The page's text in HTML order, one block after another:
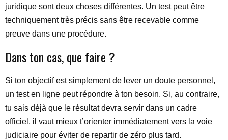
juridique sont deux choses différentes. Un test peut être
techniquement très précis sans être recevable comme
preuve dans une procédure.
Dans ton cas, que faire ?
Si ton objectif est simplement de lever un doute personnel,
un test en ligne peut répondre à ton besoin. Si, au contraire,
tu sais déjà que le résultat devra servir dans un cadre
officiel, il vaut mieux t’orienter immédiatement vers la voie
judiciaire pour éviter de repartir de zéro plus tard.